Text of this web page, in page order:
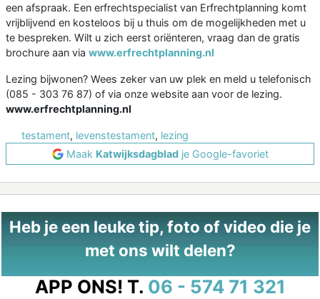
een afspraak. Een erfrechtspecialist van Erfrechtplanning komt
vrijblijvend en kosteloos bij u thuis om de mogelijkheden met u
te bespreken. Wilt u zich eerst oriënteren, vraag dan de gratis
brochure aan via www.erfrechtplanning.nl
Lezing bijwonen? Wees zeker van uw plek en meld u telefonisch
(085 - 303 76 87) of via onze website aan voor de lezing.
www.erfrechtplanning.nl
testament, levenstestament, lezing
Maak Katwijksdagbladje Google-favoriet
Heb je een leuke tip, foto of video die je
met ons wilt delen?
APP ONS! T. 06 - 574 71 321